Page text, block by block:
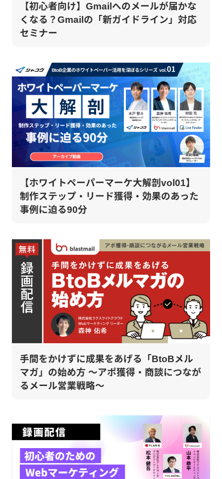
【初心者向け】Gmailへのメールが届かな
くなる？Gmailの「新ガイドライン」対応
セミナー
【ホワイトペーパーマーケ大解剖vol01】
制作ステップ・リード獲得・効果のあった
事例に迫る90分
手間をかけずに成果をあげる「BtoBメル
マガ」の始め方 ～アポ獲得・商談につなが
るメール営業戦略～